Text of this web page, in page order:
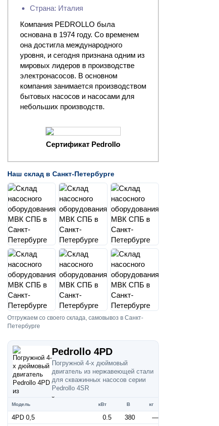
Страна: Италия
Компания PEDROLLO была
основана в 1974 году. Со временем
она достигла международного
уровня, и сегодня признана одним из
мировых лидеров в производстве
электронасосов. В основном
компания занимается производством
бытовых насосов и насосами для
небольших производств.
Сертификат Pedrollo
Наш склад в Санкт-Петербурге
Отгружаем со своего склада, самовывоз в Санкт-
Петербурге
Pedrollo 4PD
Погружной 4-х дюймовый
двигатель из нержавеющей стали
для скважинных насосов серии
Pedrollo 4SR
Модель кВт В кг
4PD 0,5 0.5 380
—